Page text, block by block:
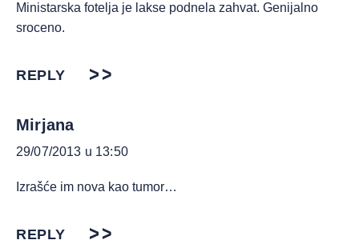
Ministarska fotelja je lakse podnela zahvat. Genijalno
sroceno.
REPLY
Mirjana
29/07/2013 u 13:50
Izrašće im nova kao tumor…
REPLY